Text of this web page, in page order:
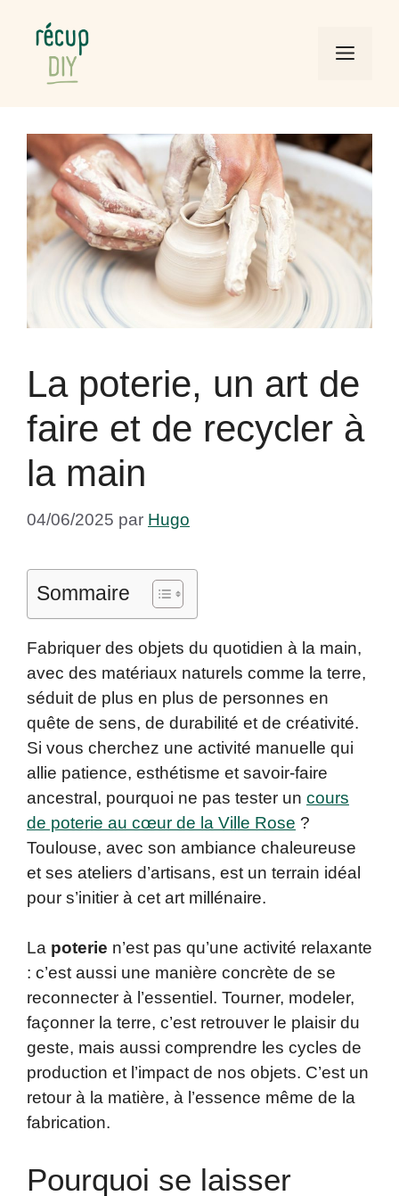
contenu
La poterie, un art de
faire et de recycler à
la main
04/06/2025 par Hugo
Sommaire
Fabriquer des objets du quotidien à la main,
avec des matériaux naturels comme la terre,
séduit de plus en plus de personnes en
quête de sens, de durabilité et de créativité.
Si vous cherchez une activité manuelle qui
allie patience, esthétisme et savoir-faire
ancestral, pourquoi ne pas tester un cours
de poterie au cœur de la Ville Rose ?
Toulouse, avec son ambiance chaleureuse
et ses ateliers d’artisans, est un terrain idéal
pour s’initier à cet art millénaire.
La poterie n’est pas qu’une activité relaxante
: c’est aussi une manière concrète de se
reconnecter à l’essentiel. Tourner, modeler,
façonner la terre, c’est retrouver le plaisir du
geste, mais aussi comprendre les cycles de
production et l’impact de nos objets. C’est un
retour à la matière, à l’essence même de la
fabrication.
Pourquoi se laisser